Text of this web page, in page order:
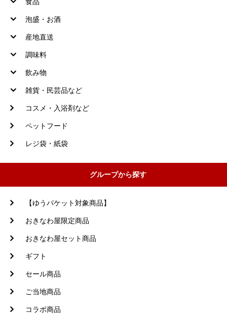
食品
泡盛・お酒
産地直送
調味料
飲み物
雑貨・民芸品など
コスメ・入浴剤など
ペットフード
レジ袋・紙袋
グループから探す
【ゆうパケット対象商品】
おきなわ屋限定商品
おきなわ屋セット商品
ギフト
セール商品
ご当地商品
コラボ商品